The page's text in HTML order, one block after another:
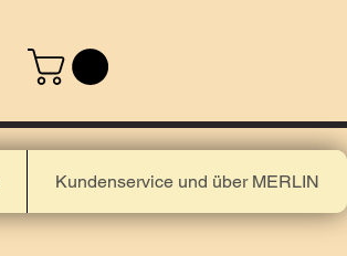
Kundenservice und über MERLIN